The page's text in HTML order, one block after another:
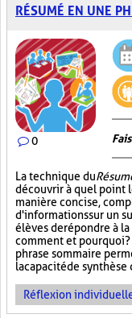
RÉSUMÉ EN UNE
0
La technique du
découvrir à quel point
manière concise,
d'informations sur un
élèves de répondre à
comment et
phrase sommaire
la capacité de synthèse
Réflexion